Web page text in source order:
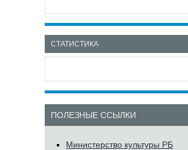
СТАТИСТИКА
ПОЛЕЗНЫЕ ССЫЛКИ
Министерство культуры РБ